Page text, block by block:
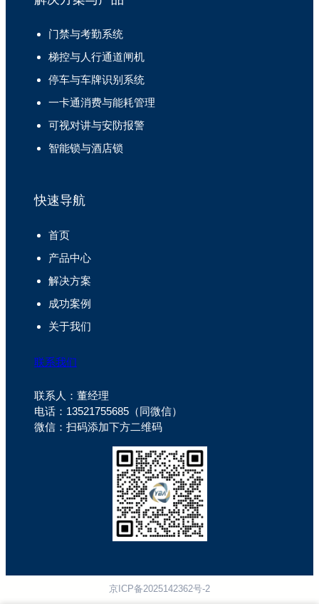
门禁与考勤系统
梯控与人行通道闸机
停车与车牌识别系统
一卡通消费与能耗管理
可视对讲与安防报警
智能锁与酒店锁
快速导航
首页
产品中心
解决方案
成功案例
关于我们
联系我们
联系人：董经理
电话：13521755685（同微信）
微信：扫码添加下方二维码
京ICP备2025142362号-2